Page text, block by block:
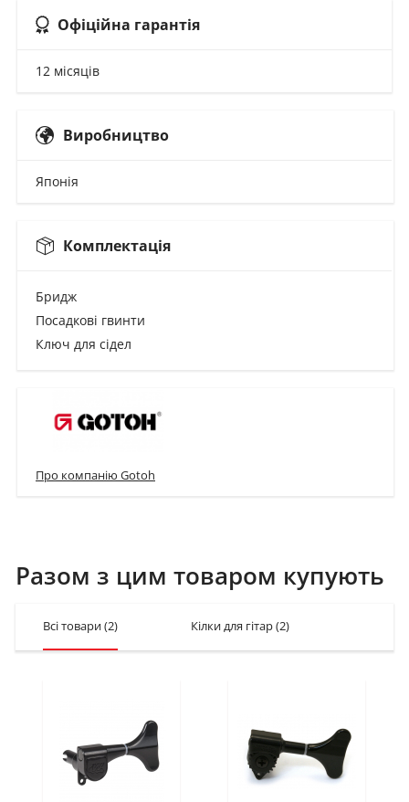
Офіційна гарантія
12 місяців
Виробництво
Японія
Комплектація
Бридж
Посадкові гвинти
Ключ для сідел
Про компанію Gotoh
Разом з цим товаром купують
Всі товари(2) Кілки для гітар(2)